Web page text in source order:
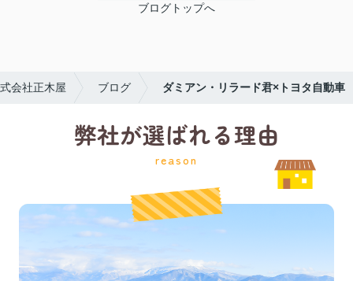
ブログトップへ
会社正木屋 ブログ ダミアン・リラード君×トヨタ自動車
弊社が選ばれる理由
reason